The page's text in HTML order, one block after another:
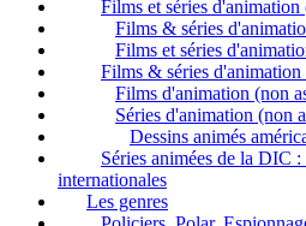
Films et séries d'animation
Films & séries
Films et séries
Films & séries d'animation
Films d'animation (non
Séries d'animation (non
Dessins animés
Séries animées de la DIC
internationales
Les genres